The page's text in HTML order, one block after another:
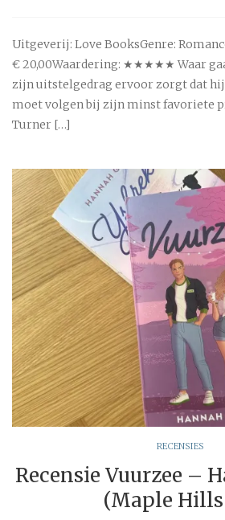
Uitgeverij: Love BooksGenre:
€ 20,00Waardering: ★★★★★ Waar
zijn uitstelgedrag ervoor zorgt dat
moet volgen bij zijn minst favoriete
Turner […]
RECENSIES
Recensie Vuurzee –
(Maple Hills